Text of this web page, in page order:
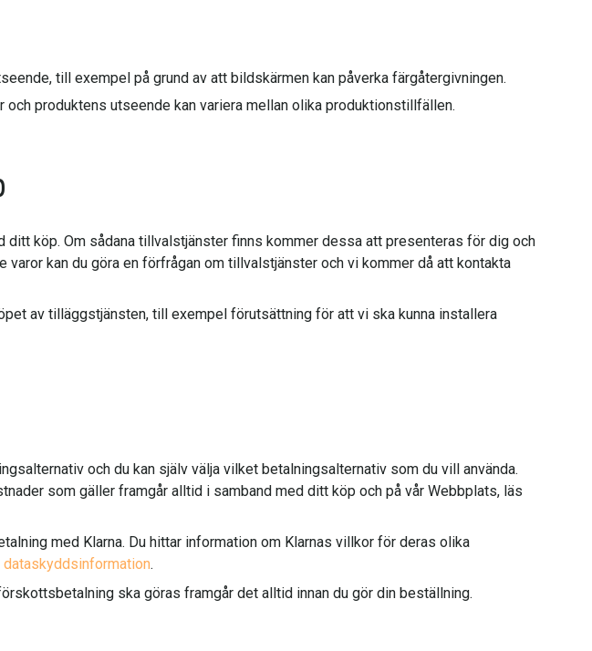
till exempel på grund av att bildskärmen kan påverka färgåtergivningen.
produktens utseende kan variera mellan olika produktionstillfällen.
köp. Om sådana tillvalstjänster finns kommer dessa att presenteras för dig och
kan du göra en förfrågan om tillvalstjänster och vi kommer då att kontakta
av tilläggstjänsten, till exempel förutsättning för att vi ska kunna installera
och du kan själv välja vilket betalningsalternativ som du vill använda.
som gäller framgår alltid i samband med ditt köp och på vår Webbplats, läs
med Klarna. Du hittar information om Klarnas villkor för deras olika
dataskyddsinformation.
ska göras framgår det alltid innan du gör din beställning.